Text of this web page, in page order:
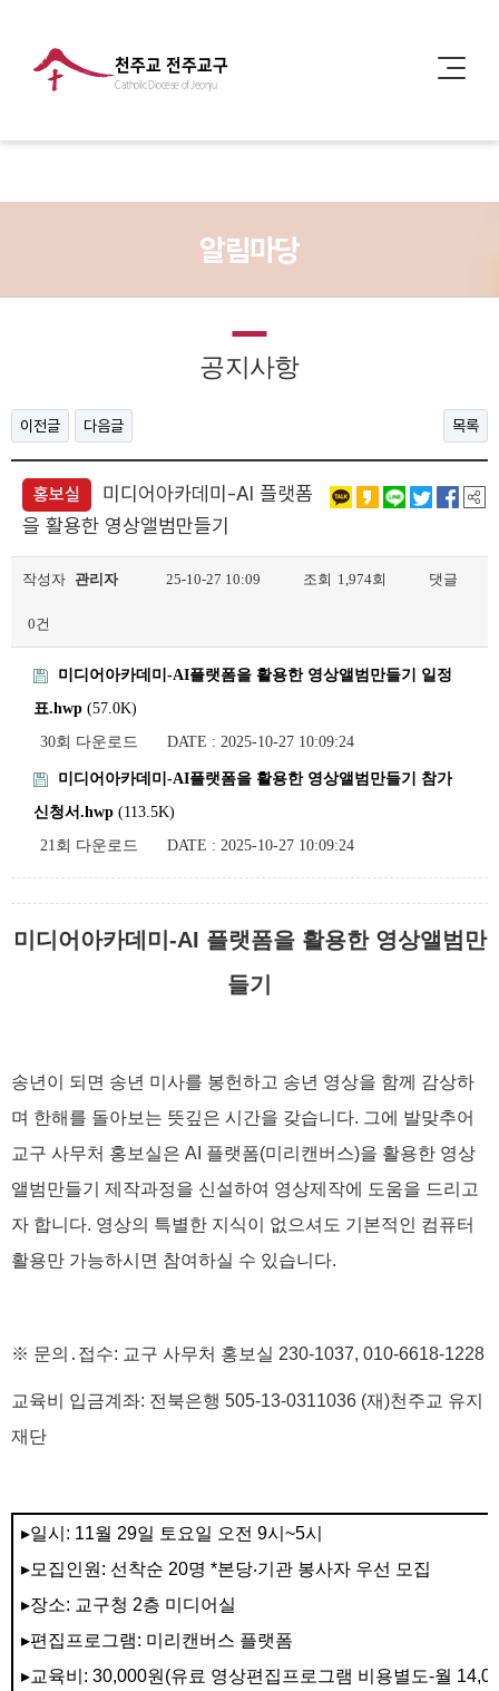
천주교 전주교구
Catholic Diocese of Jeonju
알림마당
공지사항
이전글 다음글 목록
홍보실
미디어아카데미-AI 플랫폼
을 활용한 영상앨범만들기
작성자 관리자 25-10-27 10:09 조회 1,974회 댓글
0건
미디어아카데미-AI플랫폼을 활용한 영상앨범만들기 일정
표.hwp (57.0K)
30회 다운로드
DATE : 2025-10-27 10:09:24
미디어아카데미-AI플랫폼을 활용한 영상앨범만들기 참가
신청서.hwp (113.5K)
21회 다운로드
DATE : 2025-10-27 10:09:24
미디어아카데미 -AI 플랫폼을 활용한 영상앨범만
들기
송년이 되면 송년 미사를 봉헌하고 송년 영상을 함께 감상하
며 한해를 돌아보는 뜻깊은 시간을 갖습니다. 그에 발맞추어
교구 사무처 홍보실은 AI 플랫폼(미리캔버스)을 활용한 영상
앨범만들기 제작과정을 신설하여 영상제작에 도움을 드리고
자 합니다. 영상의 특별한 지식이 없으셔도 기본적인 컴퓨터
활용만 가능하시면 참여하실 수 있습니다.
※ 문의 ․ 접수: 교구 사무처 홍보실 230-1037, 010-6618-1228
교육비 입금계좌: 전북은행 505-13-0311036 (재)천주교 유지
재단
▸일시 : 11월 29일 토요일 오전 9시 ~5시
▸모집인원 : 선착순 20명 *본당‧기관 봉사자 우선 모집
▸장소: 교구청 2층 미디어실
▸편집프로그램: 미리캔버스 플랫폼
▸교육비 : 30,000원 (유료 영상편집프로그램 비용별도-월